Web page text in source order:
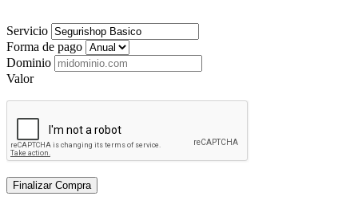
Servicio
Forma de pago
Dominio
Valor
Finalizar Compra